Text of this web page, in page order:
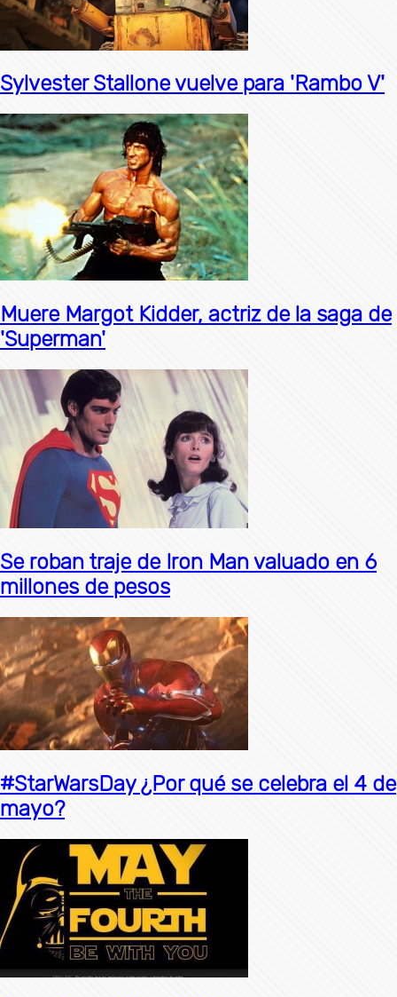
Sylvester Stallone vuelve para 'Rambo V'
Muere Margot Kidder, actriz de la saga de
'Superman'
Se roban traje de Iron Man valuado en 6
millones de pesos
#StarWarsDay ¿Por qué se celebra el 4 de
mayo?